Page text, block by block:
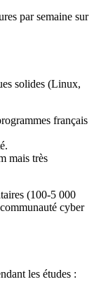
par semaine sur
solides (Linux,
français
mais très
(100-5 000
cyber
les études :